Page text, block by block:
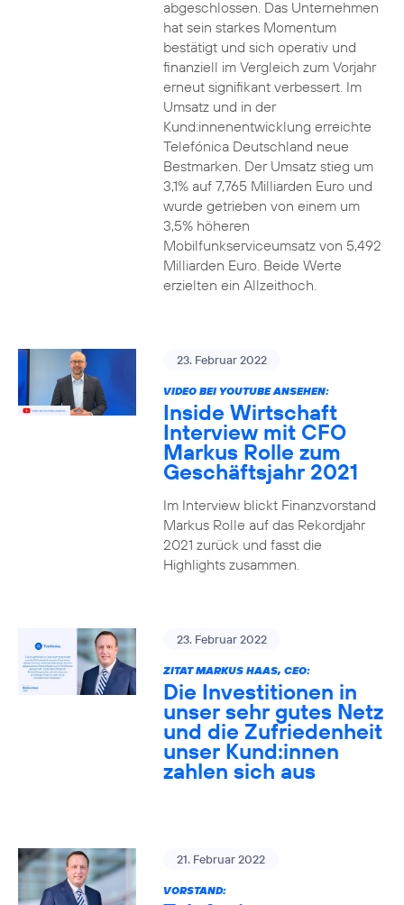
abgeschlossen. Das Unternehmen
hat sein starkes Momentum
bestätigt und sich operativ und
finanziell im Vergleich zum Vorjahr
erneut signifikant verbessert. Im
Umsatz und in der
Kund:innenentwicklung erreichte
Telefónica Deutschland neue
Bestmarken. Der Umsatz stieg um
3,1% auf 7,765 Milliarden Euro und
wurde getrieben von einem um
3,5% höheren
Mobilfunkserviceumsatz von 5,492
Milliarden Euro. Beide Werte
erzielten ein Allzeithoch.
23. Februar 2022
VIDEO BEI YOUTUBE ANSEHEN:
Inside Wirtschaft
Interview mit CFO
Markus Rolle zum
Geschäftsjahr 2021
Im Interview blickt Finanzvorstand
Markus Rolle auf das Rekordjahr
2021 zurück und fasst die
Highlights zusammen.
23. Februar 2022
ZITAT MARKUS HAAS, CEO:
Die Investitionen in
unser sehr gutes Netz
und die Zufriedenheit
unser Kund:innen
zahlen sich aus
21. Februar 2022
VORSTAND: